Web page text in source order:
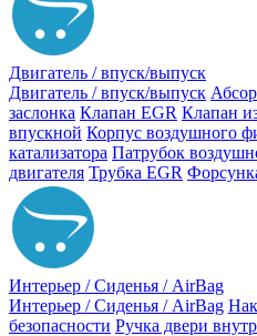
Двигатель / впуск/выпуск
Двигатель / впуск/выпуск
заслонка Клапан EGR Клапан
впускной Корпус воздушного
катализатора Патрубок
двигателя Трубка EGR
Интерьер / Сиденья / AirBag
Интерьер / Сиденья / AirBag
безопасности Ручка двери